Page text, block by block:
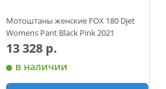
Мотоштаны женские FOX 180 Djet
Womens Pant Black Pink 2021
13 328 р.
в наличии